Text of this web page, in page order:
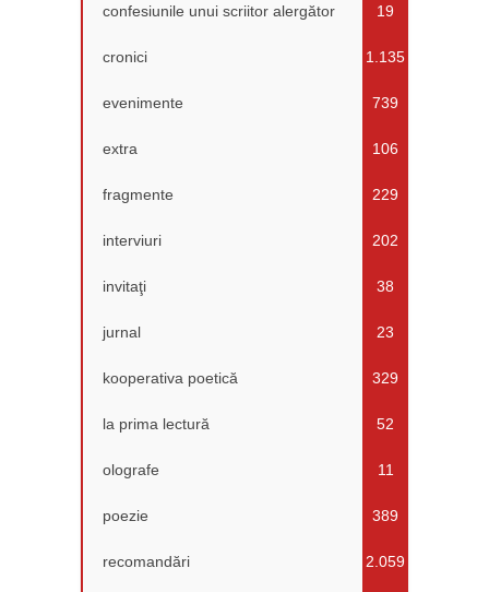
confesiunile unui scriitor alergător 19
cronici 1.135
evenimente 739
extra 106
fragmente 229
interviuri 202
invitaţi 38
jurnal 23
kooperativa poetică 329
la prima lectură 52
olografe 11
poezie 389
recomandări 2.059